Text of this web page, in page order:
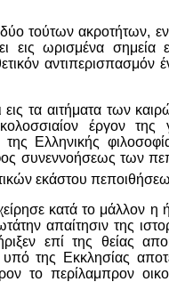
τούτων ακροτήτων,
ωρισμένα σημεία
αντιπερισπασμόν
τα αιτήματα των
έργον της
της Ελληνικής
συνεννοήσεως των
εκάστου
κατά το μάλλον η
απαίτησιν της
επί της θείας
της Εκκλησίας
το περίλαμπρον